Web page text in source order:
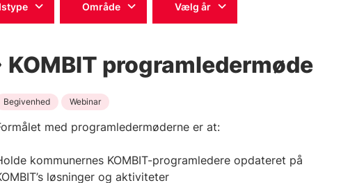
Område Vælg år
KOMBIT programledermøde
Begivenhed Webinar
med programledermøderne er at:
kommunernes KOMBIT-programledere opdateret på
løsninger og aktiviteter